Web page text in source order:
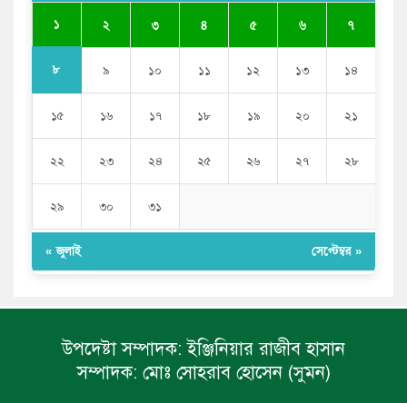
১ ২ ৩ ৪ ৫ ৬ ৭
৮ ৯ ১০ ১১ ১২ ১৩ ১৪
১৫ ১৬ ১৭ ১৮ ১৯ ২০ ২১
২২ ২৩ ২৪ ২৫ ২৬ ২৭ ২৮
২৯ ৩০ ৩১
« জুলাই সেপ্টেম্বর »
উপদেষ্টা সম্পাদক: ইঞ্জিনিয়ার রাজীব হাসান
সম্পাদক: মোঃ সোহরাব হোসেন (সুমন)